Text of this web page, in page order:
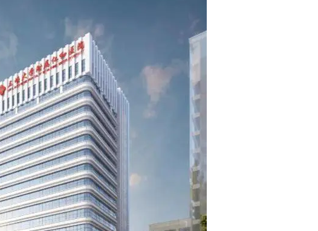
个二级诊疗科目。
层螺旋CT、1.5T及3.0T核磁共振、IGS 530血管造影机、高端彩超等各类大型
学科、儿科、生殖医学科、眼科、麻醉科、放射影像科、超声影像科、临床药
、市级重点专科；有生殖医学、妇科肿瘤、脊柱外科、介入治疗、眼科、心脑
动关节等10个研究所；现有内科、外科、妇科、儿科、全科医学、放射科、眼
住院医师规范化培训基地和国家级协同基地。
人（正高44人，副高133人），博、硕士研究生176名（博士12人，硕士164
1人，硕士生导师24人。医院拥有“省政府专项津贴专家”，“湖北省医学领军人
秀专业技术人才，宜昌市医学拔尖人才培养对象，三峡大学“151人才工程”三峡
市第一批“名医工作室”等众多省、市级专家。
基金项目10余项，省级科研项目50余项，获湖北省科技进步一等奖1项，填补了
白；获湖北省科技进步三等奖、宜昌市科技进步奖一等奖等省、市级奖项40余